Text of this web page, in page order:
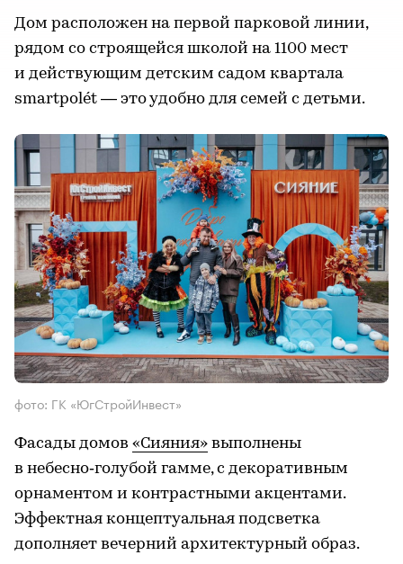
Дом расположен на первой парковой линии,
рядом со строящейся школой на 1100 мест
и действующим детским садом квартала
smartpolét — это удобно для семей с детьми.
фото: ГК «ЮгСтройИнвест»
Фасады домов «Сияния» выполнены
в небесно‑голубой гамме, с декоративным
орнаментом и контрастными акцентами.
Эффектная концептуальная подсветка
дополняет вечерний архитектурный образ.